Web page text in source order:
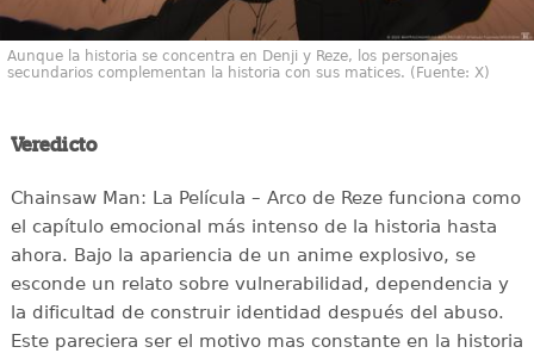
Aunque la historia se concentra en Denji y Reze, los personajes
secundarios complementan la historia con sus matices. (Fuente: X)
Veredicto
Chainsaw Man: La Película – Arco de Reze funciona como
el capítulo emocional más intenso de la historia hasta
ahora. Bajo la apariencia de un anime explosivo, se
esconde un relato sobre vulnerabilidad, dependencia y
la dificultad de construir identidad después del abuso.
Este pareciera ser el motivo mas constante en la historia